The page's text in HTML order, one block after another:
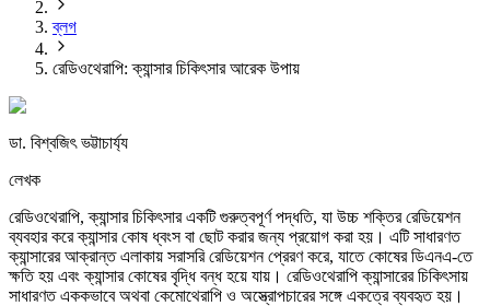
ব্লগ
রেডিওথেরাপি: ক্যান্সার চিকিৎসার আরেক উপায়
ডা. বিশ্বজিৎ ভট্টাচার্য্য
লেখক
রেডিওথেরাপি, ক্যান্সার চিকিৎসার একটি গুরুত্বপূর্ণ পদ্ধতি, যা উচ্চ শক্তির রেডিয়েশন
ব্যবহার করে ক্যান্সার কোষ ধ্বংস বা ছোট করার জন্য প্রয়োগ করা হয়। এটি সাধারণত
ক্যান্সারের আক্রান্ত এলাকায় সরাসরি রেডিয়েশন প্রেরণ করে, যাতে কোষের ডিএনএ-তে
ক্ষতি হয় এবং ক্যান্সার কোষের বৃদ্ধি বন্ধ হয়ে যায়। রেডিওথেরাপি ক্যান্সারের চিকিৎসায়
সাধারণত এককভাবে অথবা কেমোথেরাপি ও অস্ত্রোপচারের সঙ্গে একত্রে ব্যবহৃত হয়।